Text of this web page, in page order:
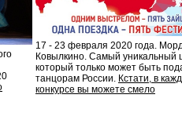
17 - 23 февраля 2020 года.
Ковылкино. Самый уникальный
который только может быть
танцорам России. Кстати, в
конкурсе вы можете смело